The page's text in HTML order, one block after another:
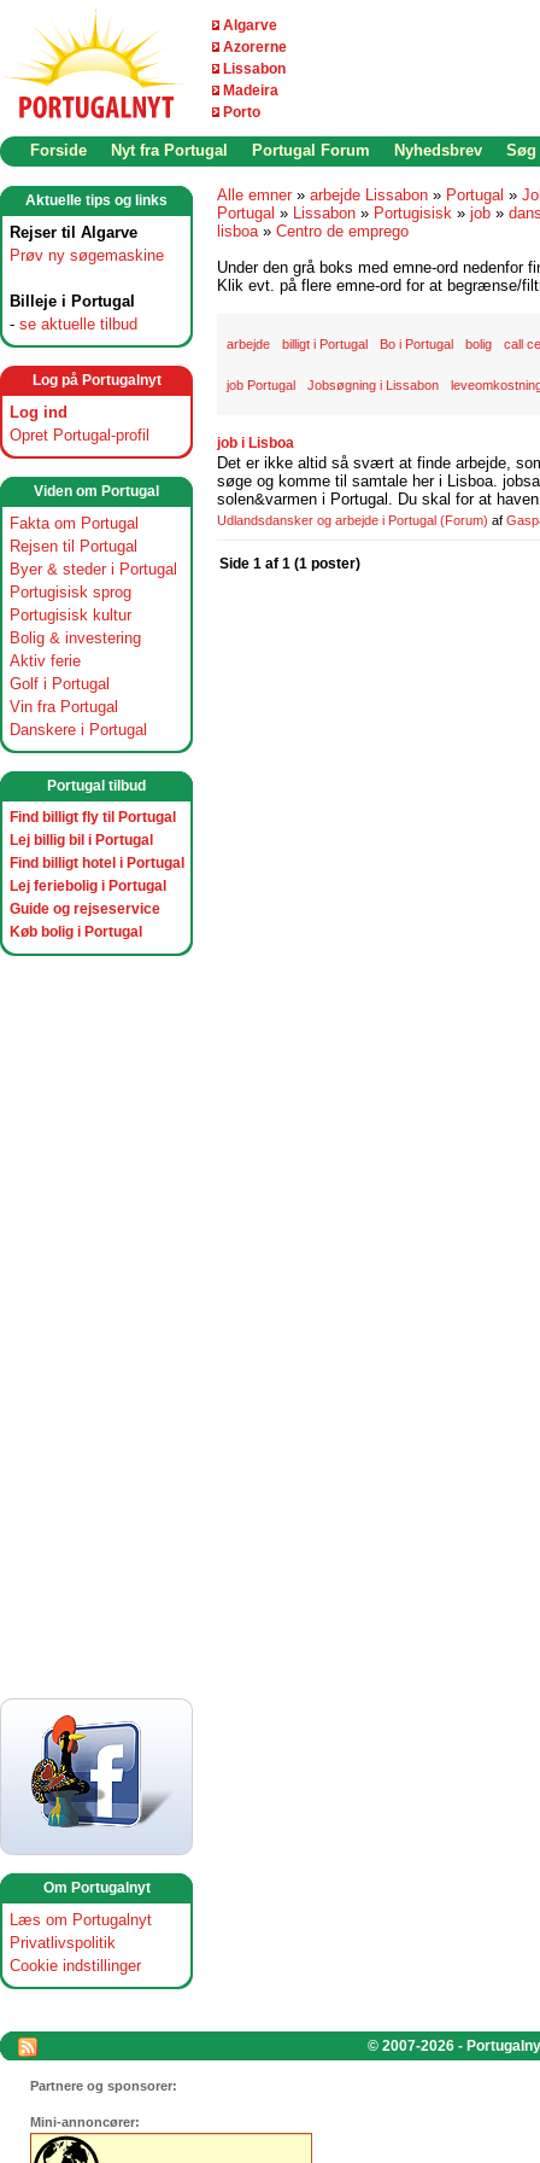
Algarve
Azorerne
Lissabon
Madeira
Porto
Forside Nyt fra Portugal Portugal Forum Nyhedsbrev Søg
Aktuelle tips og links
Rejser til Algarve
Prøv ny søgemaskine
Billeje i Portugal
- se aktuelle tilbud
Log på Portugalnyt
Log ind
Opret Portugal-profil
Viden om Portugal
Fakta om Portugal
Rejsen til Portugal
Byer & steder i Portugal
Portugisisk sprog
Portugisisk kultur
Bolig & investering
Aktiv ferie
Golf i Portugal
Vin fra Portugal
Danskere i Portugal
Portugal tilbud
Find billigt fly til Portugal
Lej billig bil i Portugal
Find billigt hotel i Portugal
Lej feriebolig i Portugal
Guide og rejseservice
Køb bolig i Portugal
Om Portugalnyt
Læs om Portugalnyt
Privatlivspolitik
Cookie indstillinger
Alle emner » arbejde Lissabon » Portugal »
Portugal » Lissabon » Portugisisk » job »
lisboa» Centro de emprego
Under den grå boks med emne-ord nedenfor
Klik evt. på flere emne-ord for at begrænse/
arbejde billigt i Portugal Bo i Portugal bolig call
job Portugal Jobsøgning i Lissabon
job i Lisboa
Det er ikke altid så svært at finde arbejde,
søge og komme til samtale her i Lisboa.
solen&varmen i Portugal. Du skal for at
Udlandsdansker og arbejde i Portugal (Forum) af
Side 1 af 1 (1 poster)
© 2007-2026 -
Partnere og sponsorer:
Mini-annoncører: